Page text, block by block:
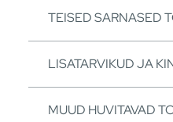
TEISED SARNASED
LISATARVIKUD JA
MUUD HUVITAVAD